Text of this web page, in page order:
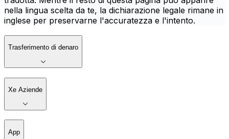
nella lingua scelta da te, la dichiarazione legale rimane in
inglese per preservarne l'accuratezza e l'intento.
Trasferimento di denaro
Xe Aziende
App